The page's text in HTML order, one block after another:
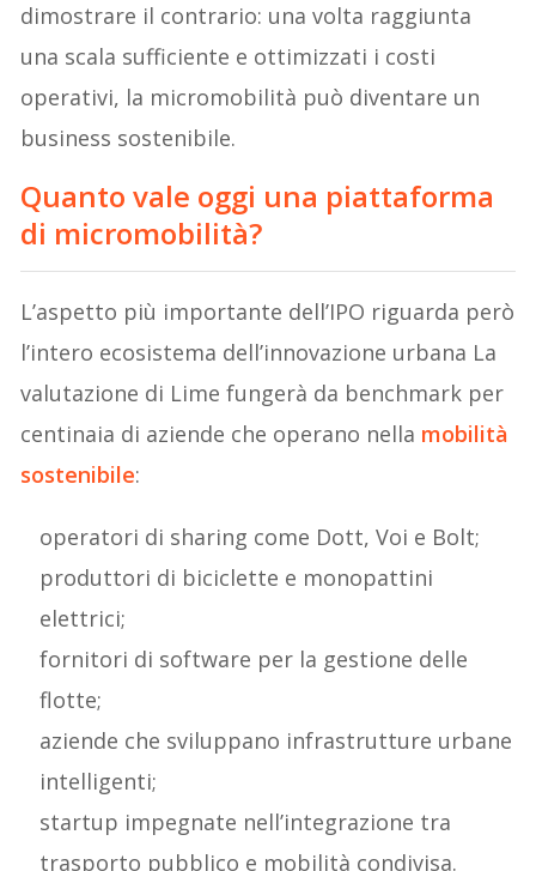
dimostrare il contrario: una volta raggiunta
una scala sufficiente e ottimizzati i costi
operativi, la micromobilità può diventare un
business sostenibile.
Quanto vale oggi una piattaforma
di micromobilità?
L’aspetto più importante dell’IPO riguarda però
l’intero ecosistema dell’innovazione urbana La
valutazione di Lime fungerà da benchmark per
centinaia di aziende che operano nella mobilità
sostenibile:
operatori di sharing come Dott, Voi e Bolt;
produttori di biciclette e monopattini
elettrici;
fornitori di software per la gestione delle
flotte;
aziende che sviluppano infrastrutture urbane
intelligenti;
startup impegnate nell’integrazione tra
trasporto pubblico e mobilità condivisa.